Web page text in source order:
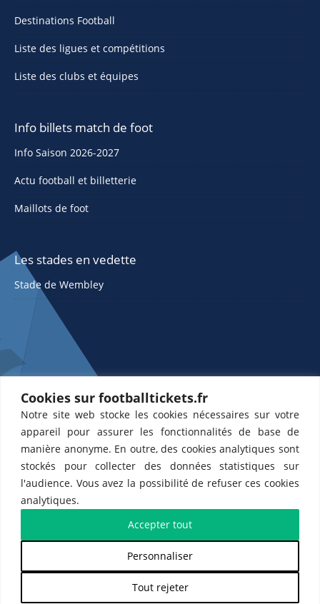
Cookies sur footballtickets.fr
Notre site web stocke les cookies nécessaires sur votre
appareil pour assurer les fonctionnalités de base de
manière anonyme. En outre, des cookies analytiques sont
stockés pour collecter des données statistiques sur
l'audience. Vous avez la possibilité de refuser ces cookies
analytiques.
Personnaliser
Tout rejeter
Accepter tout
Destinations Football
Liste des ligues et compétitions
Liste des clubs et équipes
Info billets match de foot
Info Saison 2026-2027
Actu football et billetterie
Maillots de foot
Les stades en vedette
Stade de Wembley
ETTS 365 SL, Rambla de Catalunya 38, 8, 1, 08007 Barcelone, Espagne |
CIF : ES-B43945534
Partenaires de l'US Changé 53 💙et de l'US Bretons de Paris 🤍
𝕏